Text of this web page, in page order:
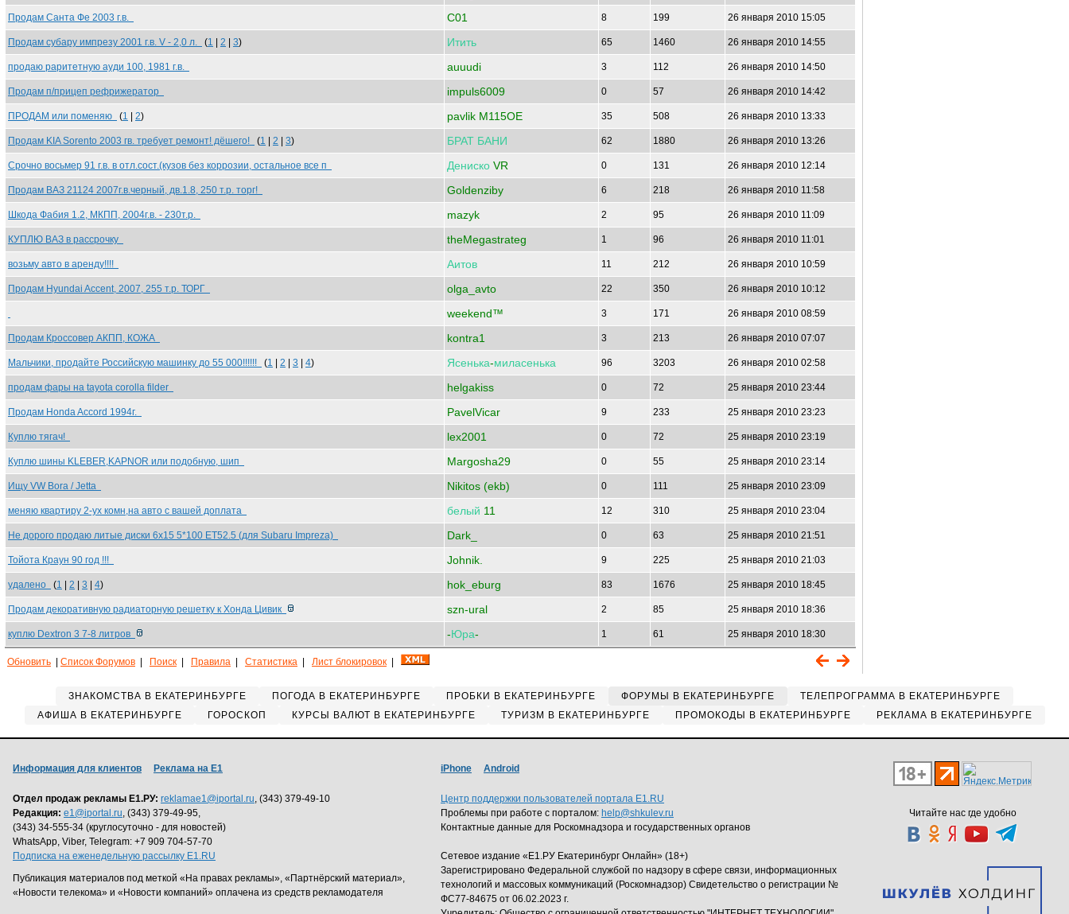
Продам Санта Фе 2003 г.в. C01 8 199 26 января 2010 15:05
Продам субару импрезу 2001 г.в. V - 2,0 л. (1 2 3) Итить 65 1460 26 января 2010 14:55
продаю раритетную ауди 100, 1981 г.в. auuudi 3 112 26 января 2010 14:50
Продам п/прицеп рефрижератор impuls6009 0 57 26 января 2010 14:42
ПРОДАМ или поменяю (1 2) pavlik M115OE 35 508 26 января 2010 13:33
Продам KIA Sorento 2003 гв. требует ремонт! дёшего! (1 2 3) БРАТ БАНИ 62 1880 26 января 2010 13:26
Срочно восьмер 91 г.в. в отл.сост.(кузов без коррозии, остальное все п Дениско VR 0 131 26 января 2010 12:14
Продам ВАЗ 21124 2007г.в.черный, дв.1.8, 250 т.р. торг! Goldenziby 6 218 26 января 2010 11:58
Шкода Фабия 1.2, МКПП, 2004г.в. - 230т.р. mazyk 2 95 26 января 2010 11:09
КУПЛЮ ВАЗ в рассрочку theMegastrateg 1 96 26 января 2010 11:01
возьму авто в аренду!!!! Аитов 11 212 26 января 2010 10:59
Продам Hyundai Accent, 2007, 255 т.р. ТОРГ olga_avto 22 350 26 января 2010 10:12
weekend™ 3 171 26 января 2010 08:59
Продам Кроссовер АКПП, КОЖА kontra1 3 213 26 января 2010 07:07
Мальчики, продайте Российскую машинку до 55 000!!!!!! (1 2 3 4) Ясенька-миласенька 96 3203 26 января 2010 02:58
продам фары на tayota corolla filder helgakiss 0 72 25 января 2010 23:44
Продам Honda Accord 1994г. PavelVicar 9 233 25 января 2010 23:23
Куплю тягач! lex2001 0 72 25 января 2010 23:19
Куплю шины KLEBER,KAPNOR или подобную, шип Margosha29 0 55 25 января 2010 23:14
Ищу VW Bora / Jetta Nikitos (ekb) 0 111 25 января 2010 23:09
меняю квартиру 2-ух комн,на авто с вашей доплата белый 11 12 310 25 января 2010 23:04
Не дорого продаю литые диски 6x15 5*100 ET52.5 (для Subaru Impreza) Dark_ 0 63 25 января 2010 21:51
Тойота Краун 90 год !!! Johnik. 9 225 25 января 2010 21:03
удалено (1 2 3 4) hok_eburg 83 1676 25 января 2010 18:45
Продам декоративную радиаторную решетку к Хонда Цивик szn-ural 2 85 25 января 2010 18:36
куплю Dextron 3 7-8 литров -Юра- 1 61 25 января 2010 18:30
Обновить Список Форумов Поиск Правила Статистика Лист блокировок
ЗНАКОМСТВА В ЕКАТЕРИНБУРГЕ ПОГОДА В ЕКАТЕРИНБУРГЕ ПРОБКИ В ЕКАТЕРИНБУРГЕ ФОРУМЫ В ЕКАТЕРИНБУРГЕ
ТЕЛЕПРОГРАММА В ЕКАТЕРИНБУРГЕ
АФИША В ЕКАТЕРИНБУРГЕ
ГОРОСКОП КУРСЫ ВАЛЮТ В ЕКАТЕРИНБУРГЕ ТУРИЗМ В ЕКАТЕРИНБУРГЕ ПРОМОКОДЫ В ЕКАТЕРИНБУРГЕ РЕКЛАМА В ЕКАТЕРИНБУРГЕ
Читайте нас где удобно
Информация для клиентов Реклама на Е1
Отдел продаж рекламы Е1.РУ: reklamae1@iportal.ru, (343) 379-49-10
Редакция: e1@iportal.ru, (343) 379-49-95,
(343) 34-555-34 (круглосуточно - для новостей)
WhatsApp, Viber, Telegram: +7 909 704-57-70
Подписка на еженедельную рассылку E1.RU
Публикация материалов под меткой «На правах рекламы», «Партнёрский материал»,
«Новости телекома» и «Новости компаний» оплачена из средств рекламодателя
iPhone Android
Центр поддержки пользователей портала E1.RU
Проблемы при работе с порталом: help@shkulev.ru
Контактные данные для Роскомнадзора и государственных органов
Сетевое издание «Е1.РУ Екатеринбург Онлайн» (18+)
Зарегистрировано Федеральной службой по надзору в сфере связи, информационных
технологий и массовых коммуникаций (Роскомнадзор) Свидетельство о регистрации №
ФС77-84675 от 06.02.2023 г.